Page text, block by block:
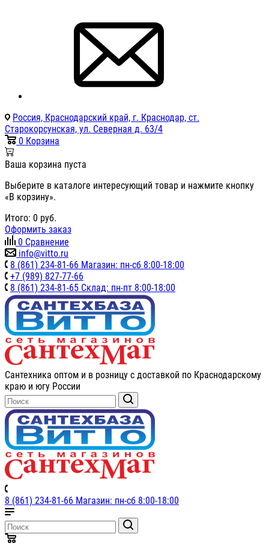
Россия, Краснодарский край, г. Краснодар, ст.
Старокорсунская, ул. Северная д. 63/4
0 Корзина
Ваша корзина пуста
Выберите в каталоге интересующий товар и нажмите кнопку
«В корзину».
Итого: 0 руб.
Оформить заказ
0 Сравнение
info@vitto.ru
8 (861) 234-81-66 Магазин: пн-сб 8:00-18:00
+7 (989) 827-77-66
8 (861) 234-81-65 Склад: пн-пт 8:00-18:00
Сантехника оптом и в розницу с доставкой по Краснодарскому
краю и югу России
8 (861) 234-81-66 Магазин: пн-сб 8:00-18:00